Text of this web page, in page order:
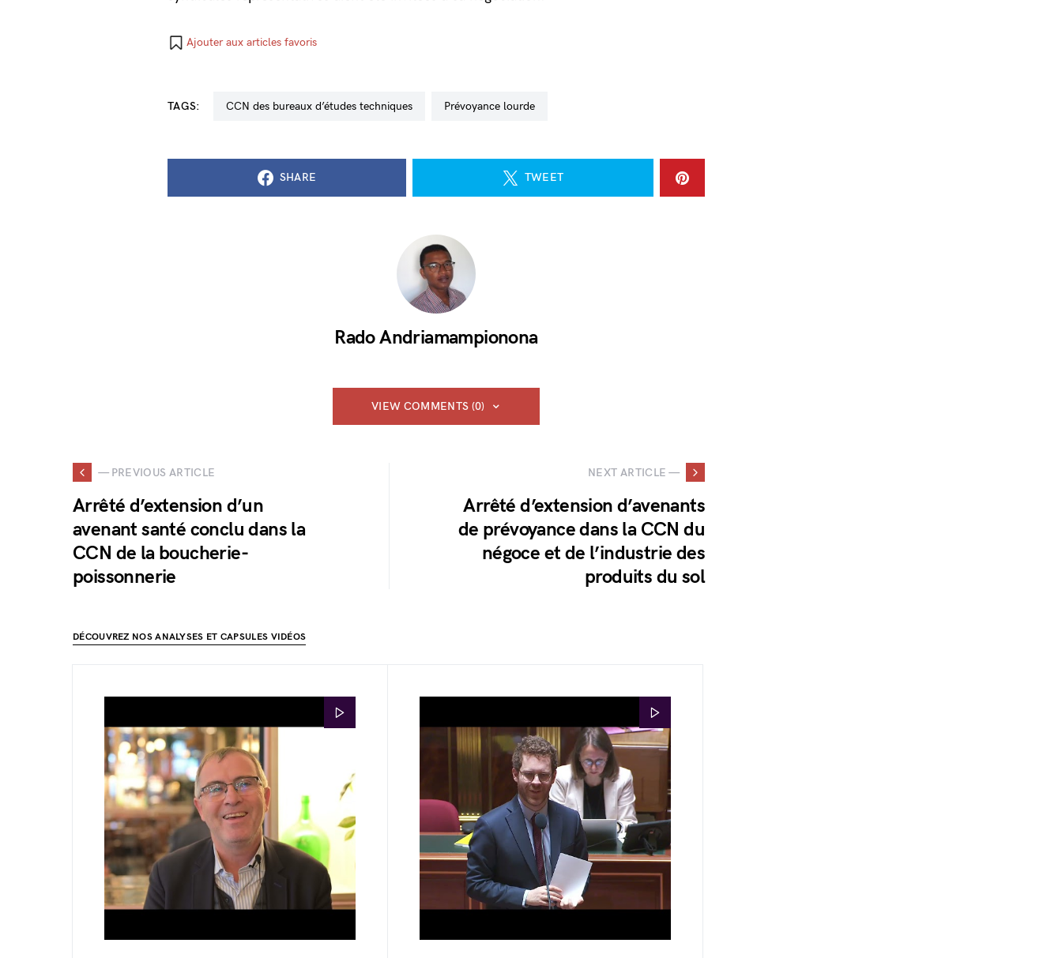
Ajouter aux articles favoris
TAGS: CCN des bureaux d’études techniques prévoyance lourde
SHARE TWEET
Rado Andriamampionona
VIEW COMMENTS (0)
— PREVIOUS ARTICLE
Arrêté d’extension d’un
avenant santé conclu dans la
CCN de la boucherie-
poissonnerie
NEXT ARTICLE —
Arrêté d’extension d’avenants
de prévoyance dans la CCN du
négoce et de l’industrie des
produits du sol
DÉCOUVREZ NOS ANALYSES ET CAPSULES VIDÉOS